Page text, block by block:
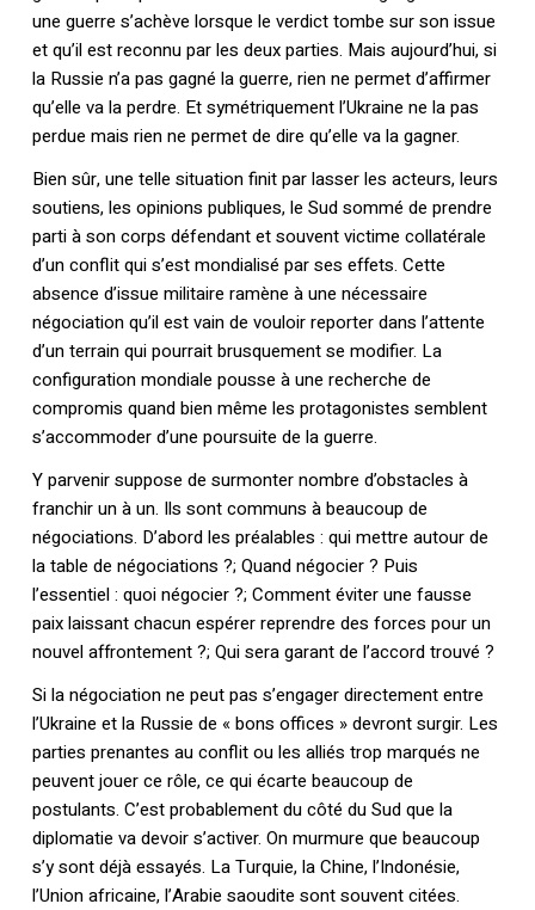
une guerre s’achève lorsque le verdict tombe sur son issue
et qu’il est reconnu par les deux parties. Mais aujourd’hui, si
la Russie n’a pas gagné la guerre, rien ne permet d’affirmer
qu’elle va la perdre. Et symétriquement l’Ukraine ne la pas
perdue mais rien ne permet de dire qu’elle va la gagner.
Bien sûr, une telle situation finit par lasser les acteurs, leurs
soutiens, les opinions publiques, le Sud sommé de prendre
parti à son corps défendant et souvent victime collatérale
d’un conflit qui s’est mondialisé par ses effets. Cette
absence d’issue militaire ramène à une nécessaire
négociation qu’il est vain de vouloir reporter dans l’attente
d’un terrain qui pourrait brusquement se modifier. La
configuration mondiale pousse à une recherche de
compromis quand bien même les protagonistes semblent
s’accommoder d’une poursuite de la guerre.
Y parvenir suppose de surmonter nombre d’obstacles à
franchir un à un. Ils sont communs à beaucoup de
négociations. D’abord les préalables : qui mettre autour de
la table de négociations ?; Quand négocier ? Puis
l’essentiel : quoi négocier ?; Comment éviter une fausse
paix laissant chacun espérer reprendre des forces pour un
nouvel affrontement ?; Qui sera garant de l’accord trouvé ?
Si la négociation ne peut pas s’engager directement entre
l’Ukraine et la Russie de « bons offices » devront surgir. Les
parties prenantes au conflit ou les alliés trop marqués ne
peuvent jouer ce rôle, ce qui écarte beaucoup de
postulants. C’est probablement du côté du Sud que la
diplomatie va devoir s’activer. On murmure que beaucoup
s’y sont déjà essayés. La Turquie, la Chine, l’Indonésie,
l’Union africaine, l’Arabie saoudite sont souvent citées.